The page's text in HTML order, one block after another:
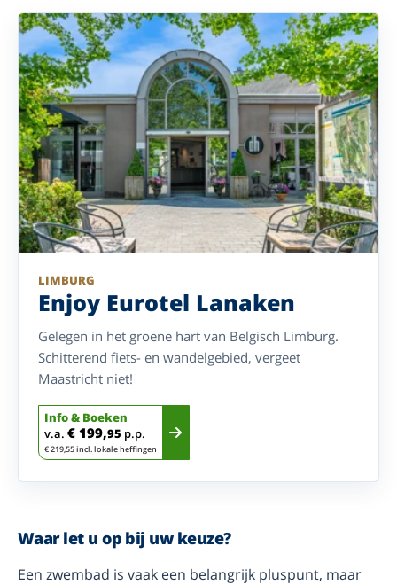
LIMBURG
Enjoy Eurotel Lanaken
Gelegen in het groene hart van Belgisch Limburg.
Schitterend fiets- en wandelgebied, vergeet
Maastricht niet!
Info & Boeken
v.a. € 199,95 p.p.
€ 219,55 incl. lokale heffingen
Waar let u op bij uw keuze?
Een zwembad is vaak een belangrijk pluspunt, maar